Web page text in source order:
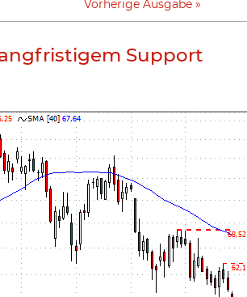
Vorherige Ausgabe
Support